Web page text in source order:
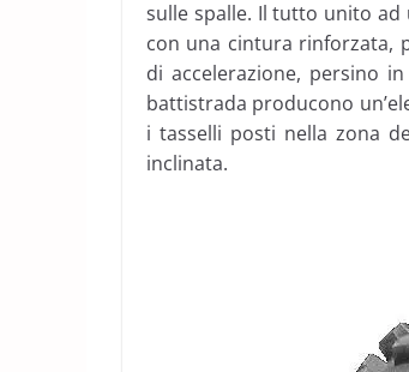
sulle spalle. Il tutto unito
con una cintura rinforzata,
di accelerazione, persino
battistrada producono
i tasselli posti nella zona
inclinata.